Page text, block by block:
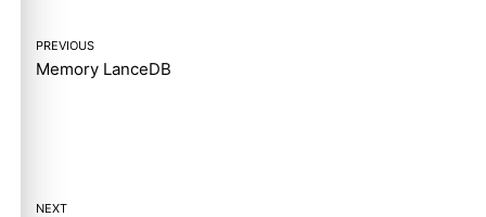
PREVIOUS
Memory LanceDB
NEXT